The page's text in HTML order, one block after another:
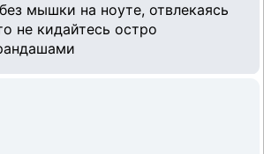
мышки на ноуте, отвлекаясь
не кидайтесь остро